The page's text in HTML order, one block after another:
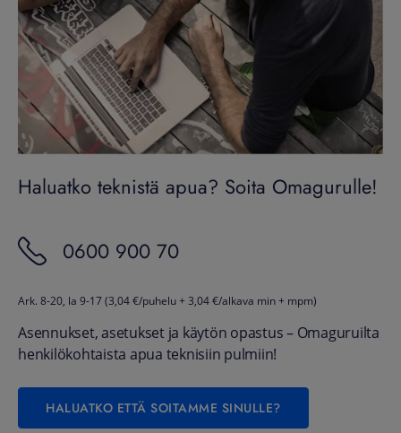
Haluatko teknistä apua? Soita Omagurulle!
0600 900 70
Ark. 8-20, la 9-17 (3,04 €/puhelu + 3,04 €/alkava min + mpm)
Asennukset, asetukset ja käytön opastus – Omaguruilta
henkilökohtaista apua teknisiin pulmiin!
HALUATKO ETTÄ SOITAMME SINULLE?